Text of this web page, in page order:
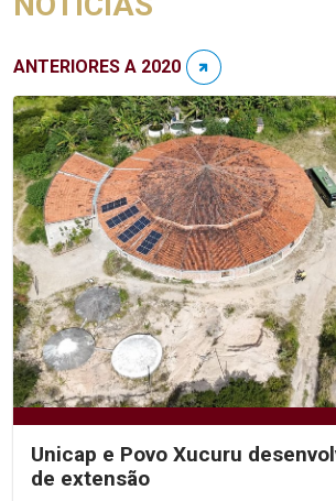
ANTERIORES A 2020
Unicap e Povo Xucuru
de extensão